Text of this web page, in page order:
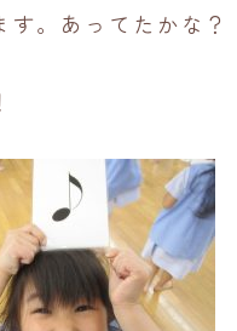
す。あってたかな？